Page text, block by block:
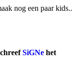
nog een paar kids..
SiGNe het